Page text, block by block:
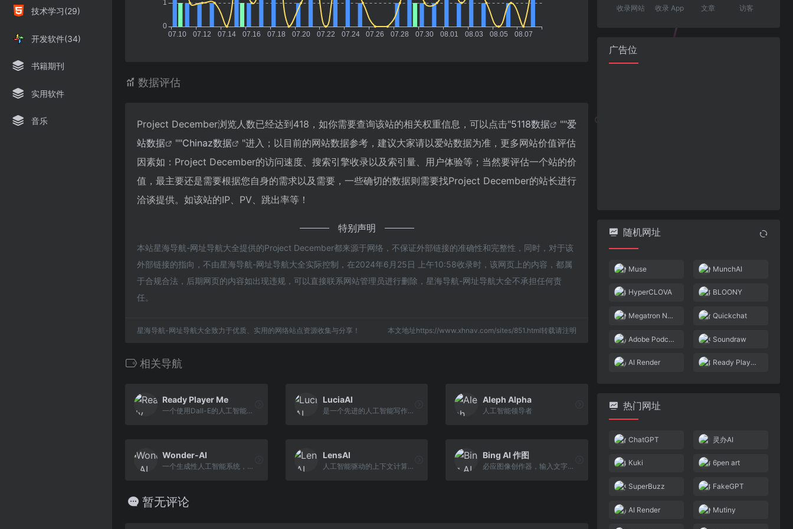
技术学习(29)
开发软件(34)
书籍期刊
实用软件
音乐
数据评估
Project December浏览人数已经达到418，如你需要查询该站的相关权重信息，可以点击"5118数据 ""爱
站数据
""Chinaz数据
"进入；以目前的网站数据参考，建议大家请以爱站数据为准，更多网站价值评估
因素如：Project December的访问速度、搜索引擎收录以及索引量、用户体验等；当然要评估一个站的价
值，最主要还是需要根据您自身的需求以及需要，一些确切的数据则需要找Project December的站长进行
洽谈提供。如该站的IP、PV、跳出率等！
特别声明
本站星海导航-网址导航大全提供的Project December都来源于网络，不保证外部链接的准确性和完整性，同时，对于该
外部链接的指向，不由星海导航-网址导航大全实际控制，在2024年6月25日 上午10:58收录时，该网页上的内容，都属
于合规合法，后期网页的内容如出现违规，可以直接联系网站管理员进行删除，星海导航-网址导航大全不承担任何责
任。
星海导航-网址导航大全致力于优质、实用的网络站点资源收集与分享！ 本文地址https://www.xhnav.com/sites/851.html转载请注明
相关导航
Ready Player Me
一个使用Dall-E的人工智能化身创造者
LuciaAI
是一个先进的人工智能写作助手
Aleph Alpha
人工智能领导者
Wonder-AI
一个生成性人工智能系统，专门生成奇幻生物和环境的图像
LensAI
人工智能驱动的上下文计算机...
Bing AI 作图
必应图像创作器，输入文字生成图片
暂无评论
收录网站 收录 App 文章 访客
广告位
随机网址
Muse MunchAI
HyperCLOVA BLOONY
Megatron NLG Quickchat
Adobe Podcast Soundraw
AI Render Ready Player Me
热门网址
ChatGPT 灵办AI
Kuki 6pen art
SuperBuzz FakeGPT
AI Render Mutiny